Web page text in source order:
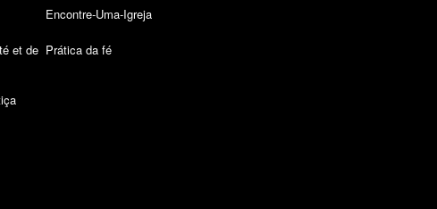
et de
Encontre-Uma-Igreja
Prática da fé